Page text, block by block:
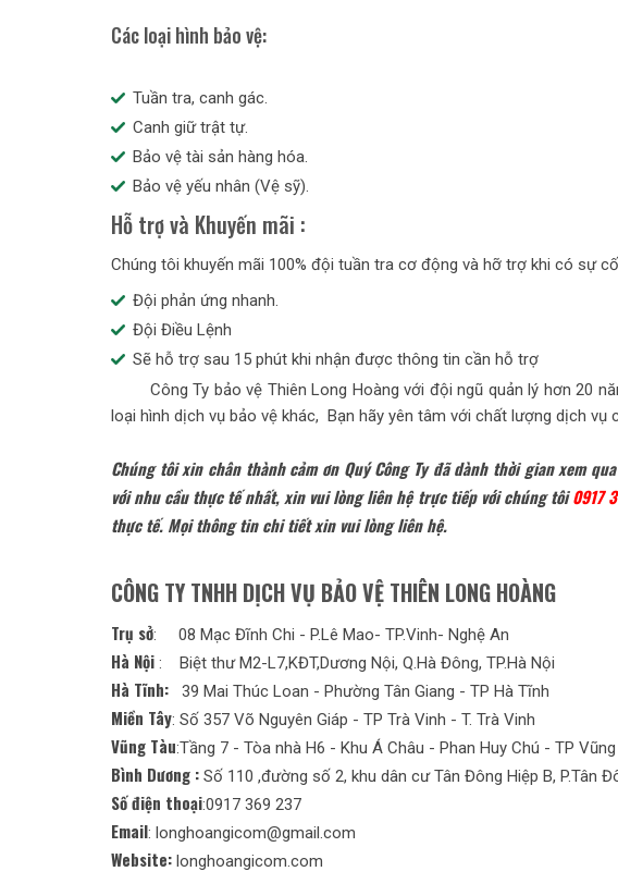
Các loại hình bảo vệ:
Tuần tra, canh gác.
Canh giữ trật tự.
Bảo vệ tài sản hàng hóa.
Bảo vệ yếu nhân (Vệ sỹ).
Hỗ trợ và Khuyến mãi :
Chúng tôi khuyến mãi 100% đội tuần tra cơ động và hỡ trợ khi có sự
Đội phản ứng nhanh.
Đội Điều Lệnh
Sẽ hỗ trợ sau 15 phút khi nhận được thông tin cần hỗ trợ
Công Ty bảo vệ Thiên Long Hoàng với đội ngũ quản lý hơn 20
loại hình dịch vụ bảo vệ khác, Bạn hãy yên tâm với chất lượng dịch vụ
Chúng tôi xin chân thành cảm ơn Quý Công Ty đã dành thời gian xem
với nhu cầu thực tế nhất, xin vui lòng liên hệ trực tiếp với chúng tôi0917
thực tế. Mọi thông tin chi tiết xin vui lòng liên hệ.
CÔNG TY TNHH DỊCH VỤ BẢO VỆ THIÊN LONG HOÀNG
Trụ sở: 08 Mạc Đĩnh Chi - P.Lê Mao- TP.Vinh- Nghệ An
Hà Nội : Biệt thư M2-L7,KĐT,Dương Nội, Q.Hà Đông, TP.Hà Nội
Hà Tĩnh: 39 Mai Thúc Loan - Phường Tân Giang - TP Hà Tĩnh
Miền Tây: Số 357 Võ Nguyên Giáp - TP Trà Vinh - T. Trà Vinh
Vũng Tàu:Tầng 7 - Tòa nhà H6 - Khu Á Châu - Phan Huy Chú - TP Vũng
Bình Dương : Số 110 ,đường số 2, khu dân cư Tân Đông Hiệp B, P.Tân
Số điện thoại:0917 369 237
Email: longhoangicom@gmail.com
Website: longhoangicom.com